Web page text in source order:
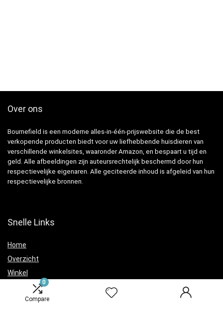
0
Compare
Over ons
Bournefield is een moderne alles-in-één-prijswebsite die de best
verkopende producten biedt voor uw liefhebbende huisdieren van
verschillende winkelsites, waaronder Amazon, en bespaart u tijd en
geld. Alle afbeeldingen zijn auteursrechtelijk beschermd door hun
respectievelijke eigenaren. Alle geciteerde inhoud is afgeleid van hun
respectievelijke bronnen.
Snelle Links
Home
Overzicht
Winkel